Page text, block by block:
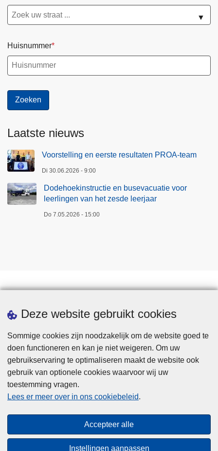
Deze website gebruikt cookies
Sommige cookies zijn noodzakelijk om de website goed te
doen functioneren en kan je niet weigeren. Om uw
gebruikservaring te optimaliseren maakt de website ook
gebruik van optionele cookies waarvoor wij uw
toestemming vragen.
Lees er meer over in ons cookiebeleid.
Accepteer alle
Instellingen aanpassen
▼
Huisnummer
Laatste nieuws
Voorstelling en eerste resultaten PROA-team
Di 30.06.2026 - 9:00
Dodehoekinstructie en busevacuatie voor
leerlingen van het zesde leerjaar
Do 7.05.2026 - 15:00
Privacy
Cookies
Toegankelijkheid